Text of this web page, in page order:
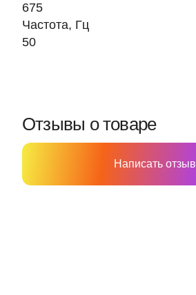
675
Частота, Гц
50
Отзывы о товаре
Написать отзыв